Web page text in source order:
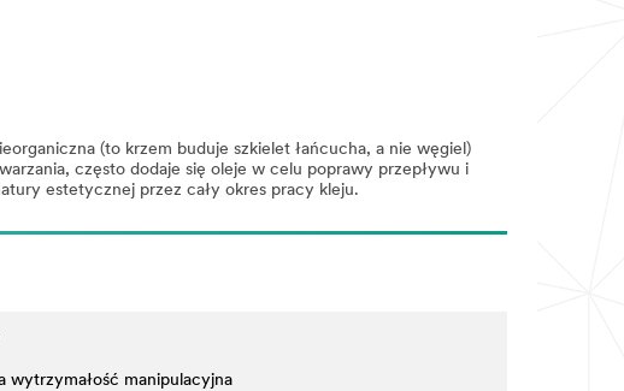
(to krzem buduje szkielet łańcucha, a nie węgiel)
często dodaje się oleje w celu poprawy przepływu i
estetycznej przez cały okres pracy kleju.
wytrzymałość manipulacyjna